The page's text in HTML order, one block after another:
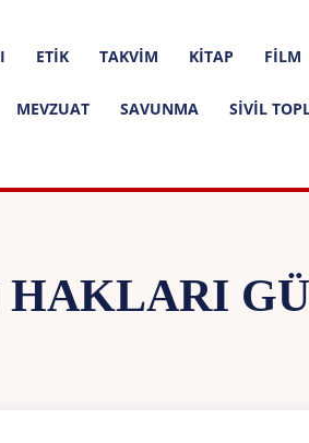
ETIK TAKVIM KITAP FILM
MEVZUAT SAVUNMA SIVIL
HAKLARI